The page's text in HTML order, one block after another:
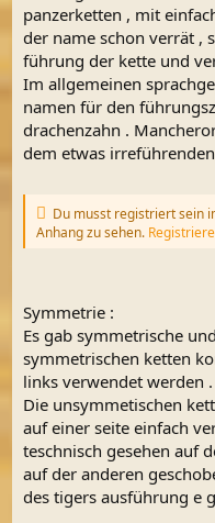
panzerketten , mit
der name schon verrät ,
führung der kette und
Im allgemeinen
namen für den
drachenzahn .
dem etwas
Du musst registriert sein
Anhang zu sehen.
Symmetrie :
Es gab symmetrische
symmetrischen ketten
links verwendet werden .
Die unsymmetischen
auf einer seite einfach
teschnisch gesehen auf
auf der anderen
des tigers ausführung e